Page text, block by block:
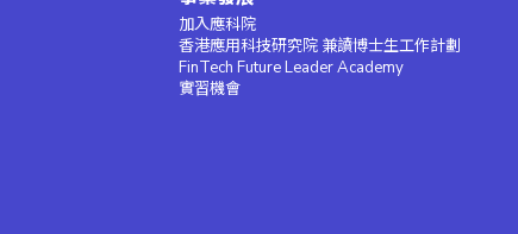
加入應科院
香港應用科技研究院 兼讀博士生工作計劃
FinTech Future Leader Academy
實習機會